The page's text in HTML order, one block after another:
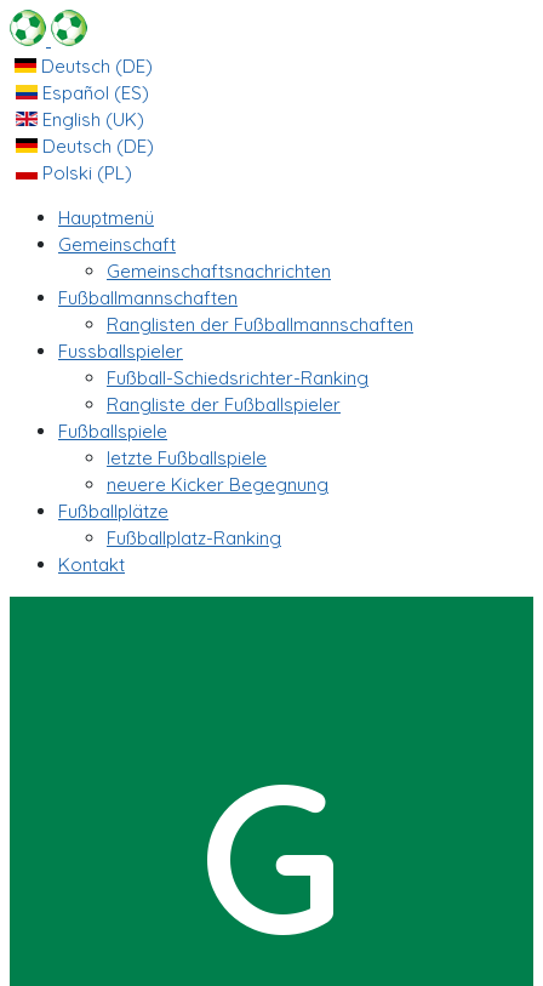
Deutsch (DE)
Español (ES)
English (UK)
Deutsch (DE)
Polski (PL)
Hauptmenü
Gemeinschaft
Gemeinschaftsnachrichten
Fußballmannschaften
Ranglisten der Fußballmannschaften
Fussballspieler
Fußball-Schiedsrichter-Ranking
Rangliste der Fußballspieler
Fußballspiele
letzte Fußballspiele
neuere Kicker Begegnung
Fußballplätze
Fußballplatz-Ranking
Kontakt
G